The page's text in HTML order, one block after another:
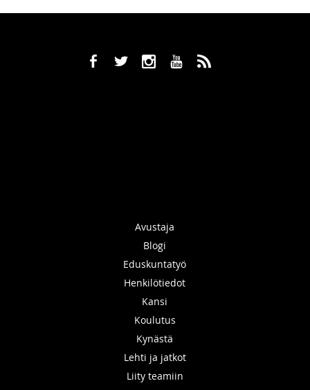
b a x r ,
Avustaja
Blogi
Eduskuntatyö
Henkilötiedot
Kansi
Koulutus
Kynästä
Lehti ja jatkot
Liity teamiin